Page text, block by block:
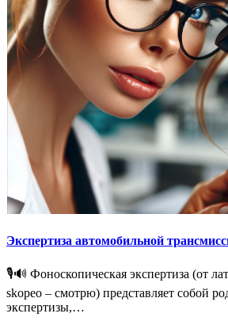
Экспертиза автомобильной
🎙️🔊 Фоноскопическая экспертиза (от
skopeo – смотрю) представляет собой
экспертизы,…